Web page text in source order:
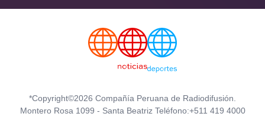
*Copyright©2026 Compañía Peruana de Radiodifusión.
Montero Rosa 1099 - Santa Beatriz Teléfono:+511 419 4000